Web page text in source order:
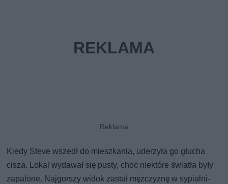
Kiedy Steve wszedł do mieszkania, uderzyła go głucha
cisza. Lokal wydawał się pusty, choć niektóre światła były
zapalone. Najgorszy widok zastał mężczyznę w sypialni-